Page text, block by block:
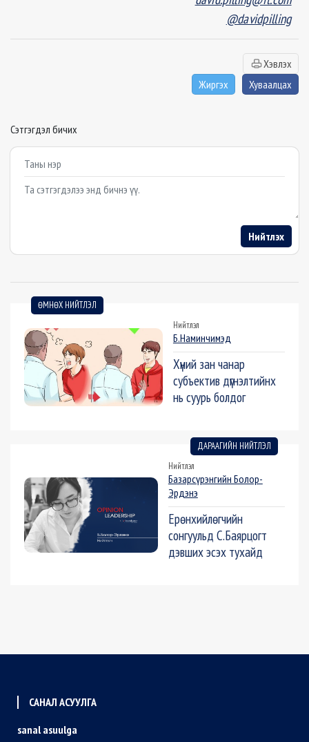
@davidpilling
Хэвлэх
Жиргэх
Хуваалцах
Сэтгэгдэл бичих
Example textarea
Нийтлэх
ӨМНӨХ НИЙТЛЭЛ
Нийтлэл
Б.Наминчимэд
Хүний зан чанар
субъектив дүгнэлтийнх
нь суурь болдог
ДАРААГИЙН НИЙТЛЭЛ
Нийтлэл
Базарсүрэнгийн Болор-
Эрдэнэ
Ерөнхийлөгчийн
сонгуульд С.Баярцогт
дэвших эсэх тухайд
САНАЛ АСУУЛГА
sanal asuulga